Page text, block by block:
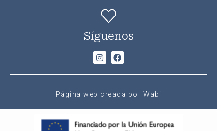
Síguenos
Página web creada por Wabi